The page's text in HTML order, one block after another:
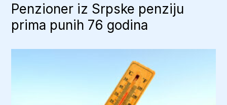
Penzioner iz Srpske penziju
prima punih 76 godina